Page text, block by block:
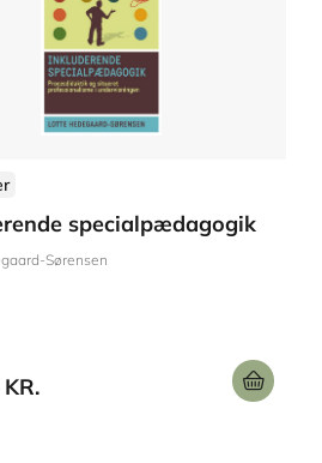
specialpædagogik
Sørensen